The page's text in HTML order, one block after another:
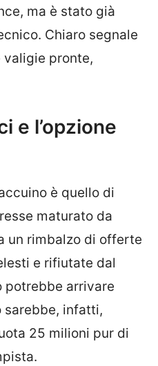
ma è stato già
Chiaro segnale
valigie pronte,
e l’opzione
è quello di
maturato da
un rimbalzo di offerte
e rifiutate dal
potrebbe arrivare
sarebbe, infatti,
25 milioni pur di